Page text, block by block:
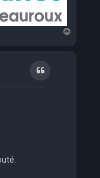
a
Citation